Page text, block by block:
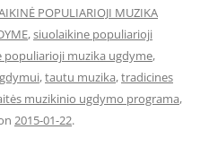
POPULIARIOJI MUZIKA
,siuolaikine populiarioji
populiarioji muzika ugdyme,
,tautu muzika,tradicines
muzikinio ugdymo programa,
2015-01-22.